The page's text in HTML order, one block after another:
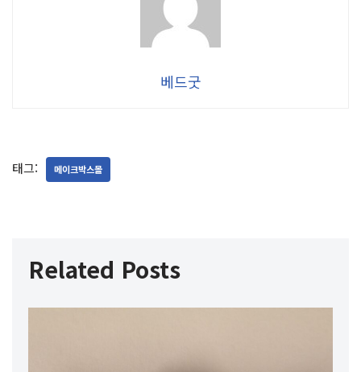
베드굿
태그: 메이크박스몰
Related Posts